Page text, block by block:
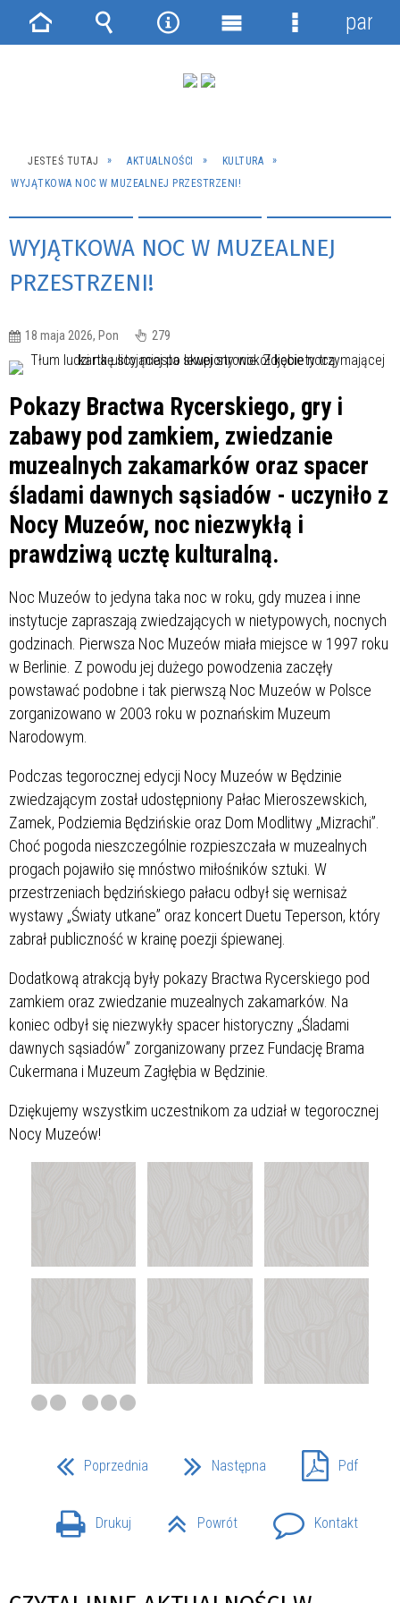
JESTEŚ TUTAJ AKTUALNOŚCI
KULTURA
WYJĄTKOWA NOC W MUZEALNEJ PRZESTRZENI!
WYJĄTKOWA NOC W MUZEALNEJ
PRZESTRZENI!
18 maja 2026, Pon 279
Pokazy Bractwa Rycerskiego, gry i
zabawy pod zamkiem, zwiedzanie
muzealnych zakamarków oraz spacer
śladami dawnych sąsiadów - uczyniło z
Nocy Muzeów, noc niezwykłą i
prawdziwą ucztę kulturalną.
Noc Muzeów to jedyna taka noc w roku, gdy muzea i inne
instytucje zapraszają zwiedzających w nietypowych, nocnych
godzinach. Pierwsza Noc Muzeów miała miejsce w 1997 roku
w Berlinie. Z powodu jej dużego powodzenia zaczęły
powstawać podobne i tak pierwszą Noc Muzeów w Polsce
zorganizowano w 2003 roku w poznańskim Muzeum
Narodowym.
Podczas tegorocznej edycji Nocy Muzeów w Będzinie
zwiedzającym został udostępniony Pałac Mieroszewskich,
Zamek, Podziemia Będzińskie oraz Dom Modlitwy „Mizrachi”.
Choć pogoda nieszczególnie rozpieszczała w muzealnych
progach pojawiło się mnóstwo miłośników sztuki. W
przestrzeniach będzińskiego pałacu odbył się wernisaż
wystawy „Światy utkane” oraz koncert Duetu Teperson, który
zabrał publiczność w krainę poezji śpiewanej.
Dodatkową atrakcją były pokazy Bractwa Rycerskiego pod
zamkiem oraz zwiedzanie muzealnych zakamarków. Na
koniec odbył się niezwykły spacer historyczny „Śladami
dawnych sąsiadów” zorganizowany przez Fundację Brama
Cukermana i Muzeum Zagłębia w Będzinie.
Dziękujemy wszystkim uczestnikom za udział w tegorocznej
Nocy Muzeów!
Poprzednia Następna Pdf
Drukuj Powrót Kontakt
Strona Wyszukiwarka
NarzędziaMenu
Menu
panel